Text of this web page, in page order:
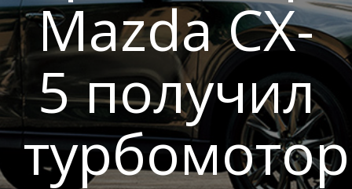
Mazda CX-
5 получил
турбомотор